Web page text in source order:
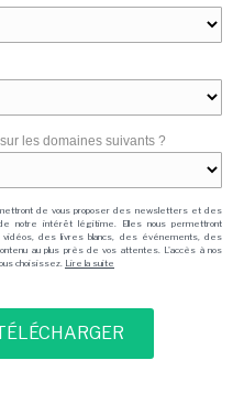
les domaines suivants ?
de vous proposer des newsletters et des
notre intérêt légitime. Elles nous permettront
des livres blancs, des événements, des
au plus près de vos attentes. L'accès à nos
choisissez. Lire la suite